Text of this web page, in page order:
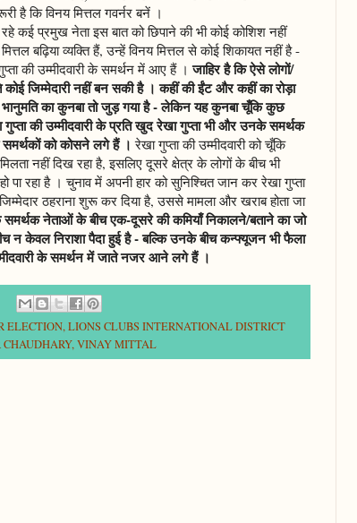
है कि विनय मित्तल गवर्नर बनें ।
कई प्रमुख नेता इस बात को छिपाने की भी कोई कोशिश नहीं
बढ़िया व्यक्ति हैं, उन्हें विनय मित्तल से कोई शिकायत नहीं है -
की उम्मीदवारी के समर्थन में आए हैं ।जाहिर है कि ऐसे लोगों/
जिम्मेदारी नहीं बन सकी है । कहीं की ईंट और कहीं का रोड़ा
भानुमति का कुनबा तो जुड़ गया है - लेकिन यह कुनबा चूँकि कुछ
की उम्मीदवारी के प्रति खुद रेखा गुप्ता भी और उनके समर्थक
समर्थकों को कोसने लगे हैं । रेखा गुप्ता की उम्मीदवारी को चूँकि
नहीं दिख रहा है, इसलिए दूसरे क्षेत्र के लोगों के बीच भी
पा रहा है । चुनाव में अपनी हार को सुनिश्चित जान कर रेखा गुप्ता
ठहराना शुरू कर दिया है, उससे मामला और खराब होता जा
समर्थक नेताओं के बीच एक-दूसरे की कमियाँ निकालने/बताने का जो
निराशा पैदा हुई है - बल्कि उनके बीच कन्फ्यूजन भी फैला
के समर्थन में जाते नजर आने लगे हैं ।
ELECTION,LIONS CLUBS INTERNATIONAL DISTRICT
,VINAY MITTAL